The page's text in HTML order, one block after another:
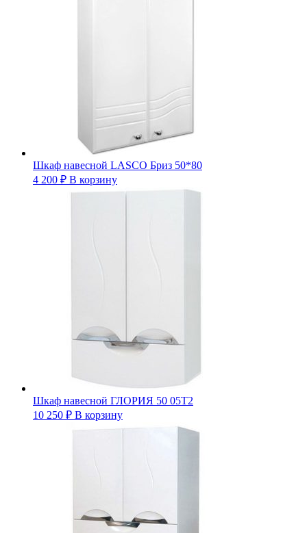
Шкаф навесной LASCO Бриз 50*80
4 200 ₽ В корзину
Шкаф навесной ГЛОРИЯ 50 05Т2
10 250 ₽ В корзину